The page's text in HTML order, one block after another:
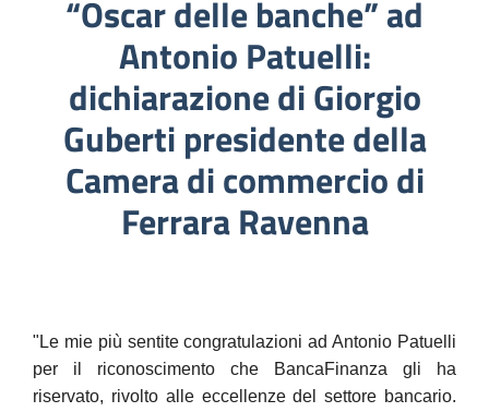
“Oscar delle banche” ad
Antonio Patuelli:
dichiarazione di Giorgio
Guberti presidente della
Camera di commercio di
Ferrara Ravenna
"Le mie più sentite congratulazioni ad Antonio Patuelli
per il riconoscimento che BancaFinanza gli ha
riservato, rivolto alle eccellenze del settore bancario.